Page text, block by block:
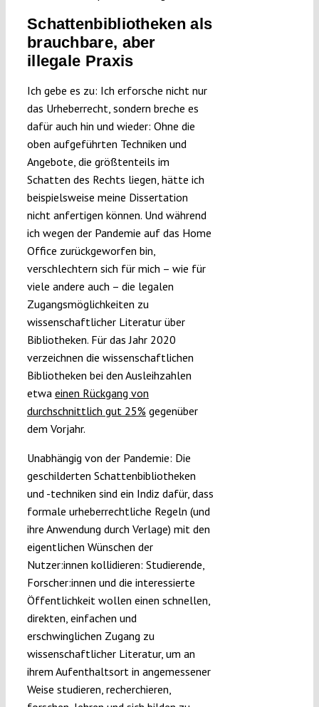
Schattenbibliotheken als
brauchbare, aber
illegale Praxis
Ich gebe es zu: Ich erforsche nicht nur
das Urheberrecht, sondern breche es
dafür auch hin und wieder: Ohne die
oben aufgeführten Techniken und
Angebote, die größtenteils im
Schatten des Rechts liegen, hätte ich
beispielsweise meine Dissertation
nicht anfertigen können. Und während
ich wegen der Pandemie auf das Home
Office zurückgeworfen bin,
verschlechtern sich für mich – wie für
viele andere auch – die legalen
Zugangsmöglichkeiten zu
wissenschaftlicher Literatur über
Bibliotheken. Für das Jahr 2020
verzeichnen die wissenschaftlichen
Bibliotheken bei den Ausleihzahlen
etwa einen Rückgang von
durchschnittlich gut 25% gegenüber
dem Vorjahr.
Unabhängig von der Pandemie: Die
geschilderten Schattenbibliotheken
und -techniken sind ein Indiz dafür, dass
formale urheberrechtliche Regeln (und
ihre Anwendung durch Verlage) mit den
eigentlichen Wünschen der
Nutzer:innen kollidieren: Studierende,
Forscher:innen und die interessierte
Öffentlichkeit wollen einen schnellen,
direkten, einfachen und
erschwinglichen Zugang zu
wissenschaftlicher Literatur, um an
ihrem Aufenthaltsort in angemessener
Weise studieren, recherchieren,